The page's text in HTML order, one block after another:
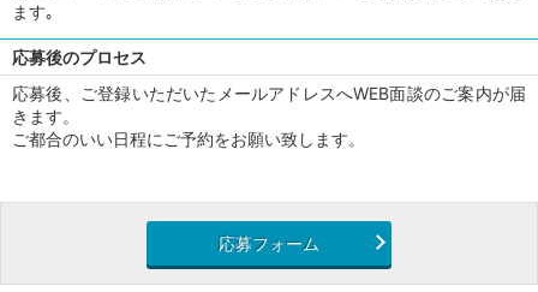
ます｡
応募後のプロセス
応募後、ご登録いただいたメールアドレスへWEB面談のご案内が届
きます。
ご都合のいい日程にご予約をお願い致します。
応募フォーム